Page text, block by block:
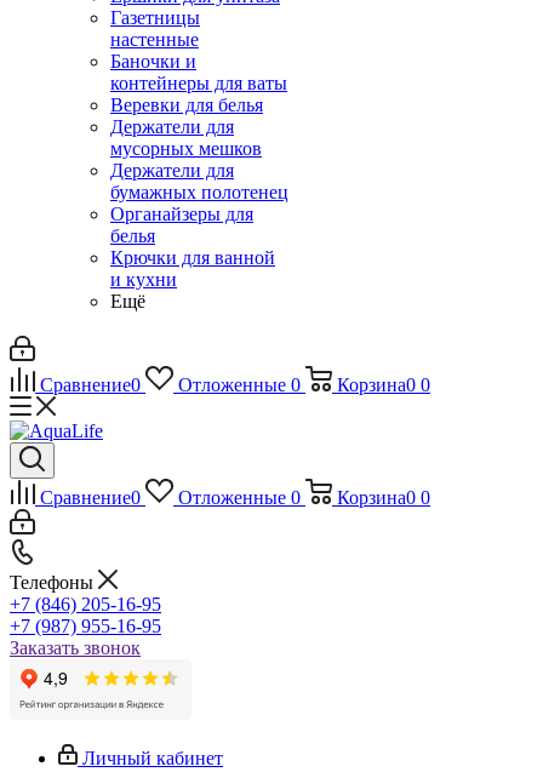
Газетницы
настенные
Баночки и
контейнеры для ваты
Веревки для белья
Держатели для
мусорных мешков
Держатели для
бумажных полотенец
Органайзеры для
белья
Крючки для ванной
и кухни
Ещё
Сравнение0 Отложенные 0 Корзина0 0
Сравнение0 Отложенные 0 Корзина0 0
Телефоны
+7 (846) 205-16-95
+7 (987) 955-16-95
Заказать звонок
Личный кабинет